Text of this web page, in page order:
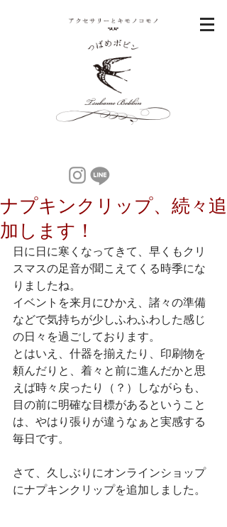
ナプキンクリップ、続々追
加します！
日に日に寒くなってきて、早くもクリ
スマスの足音が聞こえてくる時季にな
りましたね。
イベントを来月にひかえ、諸々の準備
などで気持ちが少しふわふわした感じ
の日々を過ごしております。
とはいえ、什器を揃えたり、印刷物を
頼んだりと、着々と前に進んだかと思
えば時々戻ったり（？）しながらも、
目の前に明確な目標があるということ
は、やはり張りが違うなぁと実感する
毎日です。
さて、久しぶりにオンラインショップ
にナプキンクリップを追加しました。